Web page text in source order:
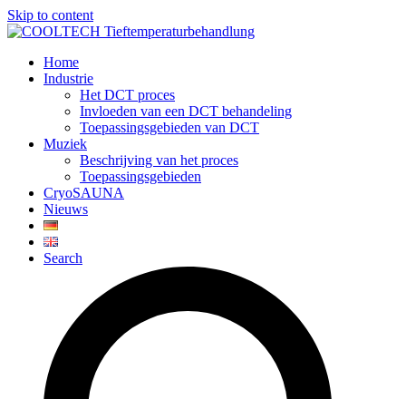
Skip to content
Home
Industrie
Het DCT proces
Invloeden van een DCT behandeling
Toepassingsgebieden van DCT
Muziek
Beschrijving van het proces
Toepassingsgebieden
CryoSAUNA
Nieuws
Search